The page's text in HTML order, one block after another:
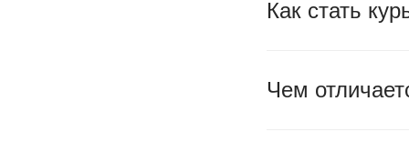
Как стать
Чем